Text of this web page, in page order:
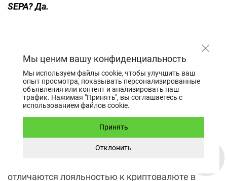
SEPA? Да.
Как открыть счет в офшорном
банке для криптовалютных
компаний?
Счет в офшоре для криптопроекта – удобное и
популярное решение. Речь идет о таких
юрисдикциях, как Доминика (в частности, Migom
отличаются лояльностью к криптовалюте в
Мы ценим вашу конфиденциальность
Мы используем файлы cookie, чтобы улучшить ваш
опыт просмотра, показывать персонализированные
объявления или контент и анализировать наш
трафик. Нажимая "Принять", вы соглашаетесь с
использованием файлов cookie.
Принять
Отклонить